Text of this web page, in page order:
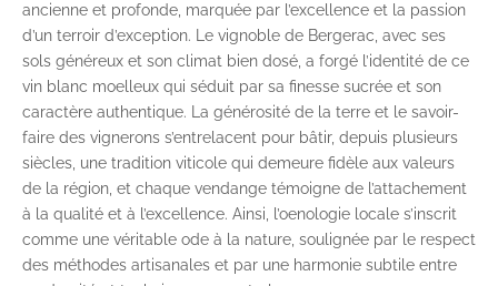
ancienne et profonde, marquée par l’excellence et la passion
d’un terroir d’exception. Le vignoble de Bergerac, avec ses
sols généreux et son climat bien dosé, a forgé l’identité de ce
vin blanc moelleux qui séduit par sa finesse sucrée et son
caractère authentique. La générosité de la terre et le savoir-
faire des vignerons s’entrelacent pour bâtir, depuis plusieurs
siècles, une tradition viticole qui demeure fidèle aux valeurs
de la région, et chaque vendange témoigne de l’attachement
à la qualité et à l’excellence. Ainsi, l’oenologie locale s’inscrit
comme une véritable ode à la nature, soulignée par le respect
des méthodes artisanales et par une harmonie subtile entre